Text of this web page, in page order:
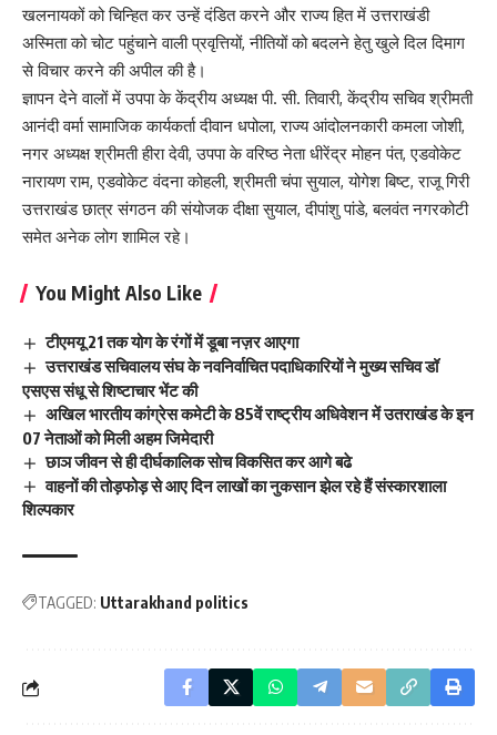
खलनायकों को चिन्हित कर उन्हें दंडित करने और राज्य हित में उत्तराखंडी
अस्मिता को चोट पहुंचाने वाली प्रवृत्तियों, नीतियों को बदलने हेतु खुले दिल दिमाग
से विचार करने की अपील की है।
ज्ञापन देने वालों में उपपा के केंद्रीय अध्यक्ष पी. सी. तिवारी, केंद्रीय सचिव श्रीमती
आनंदी वर्मा सामाजिक कार्यकर्ता दीवान धपोला, राज्य आंदोलनकारी कमला जोशी,
नगर अध्यक्ष श्रीमती हीरा देवी, उपपा के वरिष्ठ नेता धीरेंद्र मोहन पंत, एडवोकेट
नारायण राम, एडवोकेट वंदना कोहली, श्रीमती चंपा सुयाल, योगेश बिष्ट, राजू गिरी
उत्तराखंड छात्र संगठन की संयोजक दीक्षा सुयाल, दीपांशु पांडे, बलवंत नगरकोटी
समेत अनेक लोग शामिल रहे।
You Might Also Like
टीएमयू 21 तक योग के रंगों में डूबा नज़र आएगा
उत्तराखंड सचिवालय संघ के नवनिर्वाचित पदाधिकारियों ने मुख्य सचिव डॉ
एसएस संधू से शिष्टाचार भेंट की
अखिल भारतीय कांग्रेस कमेटी के 85वें राष्ट्रीय अधिवेशन में उतराखंड के इन
07 नेताओं को मिली अहम जिमेदारी
छाञ जीवन से ही दीर्घकालिक साेच विकसित कर आगे बढे
वाहनों की तोड़फोड़ से आए दिन लाखों का नुकसान झेल रहे हैं संस्कारशाला
शिल्पकार
TAGGED: Uttarakhand politics